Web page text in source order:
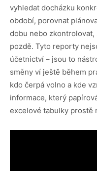
vyhledat docházku
období, porovnat
dobu nebo
pozdě. Tyto reporty
účetnictví – jsou to
směny ví ještě během
kdo čerpá volno a kde
informace, který
excelové tabulky prostě